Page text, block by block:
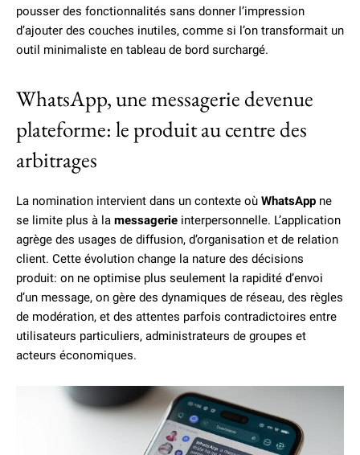
pousser des fonctionnalités sans donner l’impression
d’ajouter des couches inutiles, comme si l’on transformait un
outil minimaliste en tableau de bord surchargé.
WhatsApp, une messagerie devenue
plateforme: le produit au centre des
arbitrages
La nomination intervient dans un contexte où WhatsApp ne
se limite plus à la messagerie interpersonnelle. L’application
agrège des usages de diffusion, d’organisation et de relation
client. Cette évolution change la nature des décisions
produit: on ne optimise plus seulement la rapidité d’envoi
d’un message, on gère des dynamiques de réseau, des règles
de modération, et des attentes parfois contradictoires entre
utilisateurs particuliers, administrateurs de groupes et
acteurs économiques.